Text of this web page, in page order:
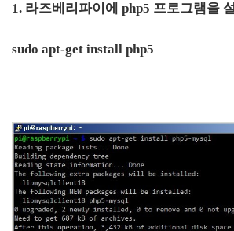
1. 라즈베리파이에 php5 프로그램을
sudo apt-get install php5